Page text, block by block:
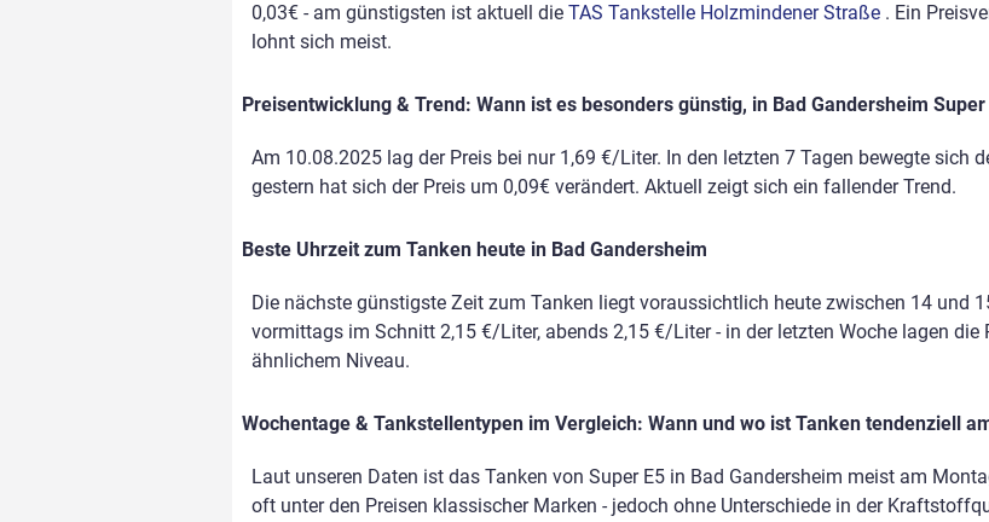
0,03€ - am günstigsten ist aktuell die TAS Tankstelle Holzmindener Straße . Ein
lohnt sich meist.
Preisentwicklung & Trend: Wann ist es besonders günstig, in Bad Gandersheim
Am 10.08.2025 lag der Preis bei nur 1,69 €/Liter. In den letzten 7 Tagen bewegte sich
gestern hat sich der Preis um 0,09€ verändert. Aktuell zeigt sich ein fallender Trend.
Beste Uhrzeit zum Tanken heute in Bad Gandersheim
Die nächste günstigste Zeit zum Tanken liegt voraussichtlich heute zwischen 14 und
vormittags im Schnitt 2,15 €/Liter, abends 2,15 €/Liter - in der letzten Woche lagen
ähnlichem Niveau.
Wochentage & Tankstellentypen im Vergleich: Wann und wo ist Tanken tendenziell
Laut unseren Daten ist das Tanken von Super E5 in Bad Gandersheim meist am
oft unter den Preisen klassischer Marken - jedoch ohne Unterschiede in der